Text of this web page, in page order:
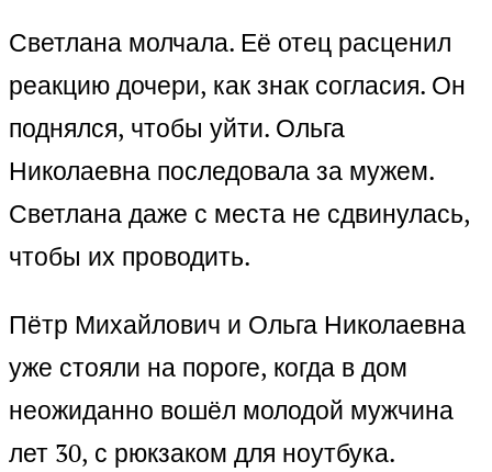
Светлана молчала. Её отец расценил
реакцию дочери, как знак согласия. Он
поднялся, чтобы уйти. Ольга
Николаевна последовала за мужем.
Светлана даже с места не сдвинулась,
чтобы их проводить.
Пётр Михайлович и Ольга Николаевна
уже стояли на пороге, когда в дом
неожиданно вошёл молодой мужчина
лет 30, с рюкзаком для ноутбука.